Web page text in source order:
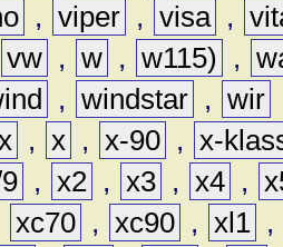
, viper , visa ,
vw , w , w115) ,
, windstar , wir
, x , x-90 , x-
, x2 , x3 , x4 ,
xc70 , xc90 , xl1 ,